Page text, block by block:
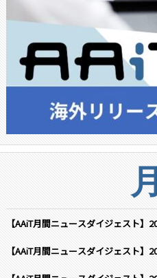
【AAiT月間ニュースダイジェスト】
【AAiT月間ニュースダイジェスト】